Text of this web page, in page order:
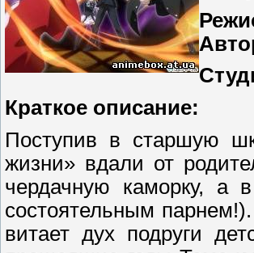
Краткое описание:
Поступив в старшую
жизни» вдали от
чердачную каморку, а
состоятельным
витает дух подруги